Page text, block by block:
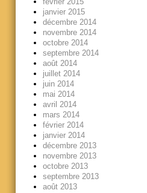
janvier 2015
décembre 2014
novembre 2014
octobre 2014
septembre 2014
août 2014
juillet 2014
juin 2014
mai 2014
avril 2014
mars 2014
février 2014
janvier 2014
décembre 2013
novembre 2013
octobre 2013
septembre 2013
août 2013